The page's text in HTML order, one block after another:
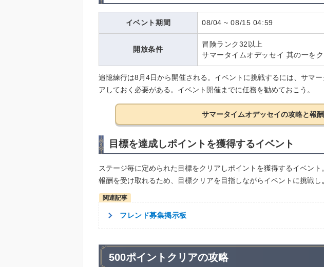
イベント期間 08/04 ~ 08/15 04:59
開放条件
冒険ランク32以上
サマータイムオデッセイ 其の一を
追憶練行は8月4日から開催される。イベントに挑戦するには、サマ
アしておく必要がある。イベント開催までに任務を勧めておこう。
サマータイムオデッセイの攻略と報酬
目標を達成しポイントを獲得するイベント
ステージ毎に定められた目標をクリアしポイントを獲得するイベン
報酬を受け取れるため、目標クリアを目指しながらイベントに挑戦し
フレンド募集掲示板
500ポイントクリアの攻略